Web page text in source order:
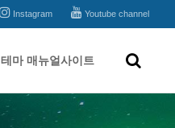
Instagram Youtube channel
테마 매뉴얼사이트